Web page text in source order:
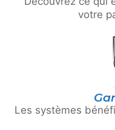
votre
Les systèmes